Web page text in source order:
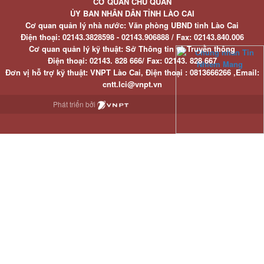
ỦY BAN NHÂN DÂN TỈNH LÀO CAI
Cơ quan quản lý nhà nước: Văn phòng UBND tỉnh Lào Cai
Điện thoại:02143.3828598 - 02143.906888 / Fax:02143.840.006
Cơ quan quản lý kỹ thuật: Sở Thông tin và Truyền thông
Điện thoại:02143. 828 666/ Fax:02143. 828 667
Đơn vị hỗ trợ kỹ thuật: VNPT Lào Cai, Điện thoại : 0813666266 ,Email:
cntt.lci@vnpt.vn
Phát triển bởi